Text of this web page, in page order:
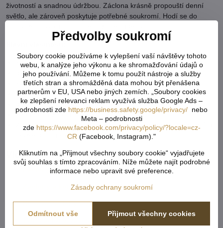
životností a snadnou údržbou. Záclona krásně propouští denní
světlo, ale zároveň poskytuje potřebné soukromí. Hodí se do
kusová záclona – připravená k okamžitému zavěšení
obloukové zakončení pro elegantní vzhled
kvalitní žakárový materiál
jemný dekorativní vzor
dobře propouští světlo, zachovává soukromí
snadná údržba, dlouhá životnost
Záclona je vhodná jak do klasických, tak moderních interiérů a
skvěle doplní každý domov.
Více z kategorie
Záclony a komplety kusové
Záclony a komplety universální krátké
Kusové záclony a závěsy
TOP Záclony, závěsy & doplňky
Předvolby soukromí
Soubory cookie používáme k vylepšení vaší návštěvy tohoto
webu, k analýze jeho výkonu a ke shromažďování údajů o
jeho používání. Můžeme k tomu použít nástroje a služby
třetích stran a shromážděná data mohou být přenášena
partnerům v EU, USA nebo jiných zemích. „Soubory cookies
ke zlepšení relevanci reklam využívá služba Google Ads –
podrobnosti zde https://business.safety.google/privacy/ nebo
Meta – podrobnosti
zde https://www.facebook.com/privacy/policy/?locale=cz-
CR (Facebook, Instagram)."
Kliknutím na „Přijmout všechny soubory cookie“ vyjadřujete
svůj souhlas s tímto zpracováním. Níže můžete najít podrobné
informace nebo upravit své preference.
Zásady ochrany soukromí
Přijmout všechny cookies
Odmítnout vše